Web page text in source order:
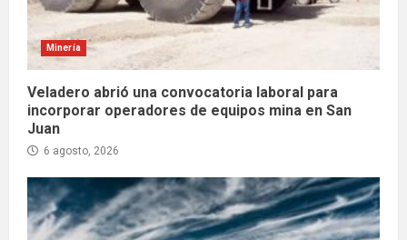
Minería
Veladero abrió una convocatoria laboral para
incorporar operadores de equipos mina en San
Juan
6 agosto, 2026